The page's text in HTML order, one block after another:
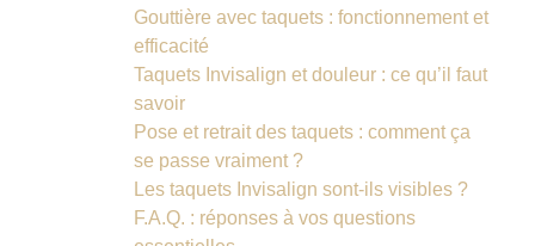
Gouttière avec taquets : fonctionnement et
efficacité
Taquets Invisalign et douleur : ce qu’il faut
savoir
Pose et retrait des taquets : comment ça
se passe vraiment ?
Les taquets Invisalign sont-ils visibles ?
F.A.Q. : réponses à vos questions